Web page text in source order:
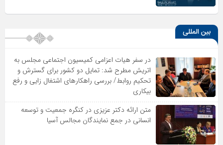
بین المللی
در سفر هیات اعزامی کمیسیون اجتماعی مجلس به
اتریش مطرح شد: تمایل دو کشور برای گسترش و
تحکیم روابط/ بررسی راهکارهای اشتغال زایی و رفع
بیکاری
متن ارائه دکتر عزیزى در کنگره جمعیت و توسعه
انسانى در جمع نمایندگان مجالس آسیا